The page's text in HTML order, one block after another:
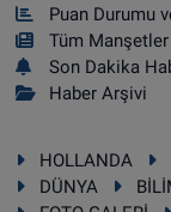
Puan Durumu
Tüm Manşetler
Son Dakika
Haber Arşivi
HOLLANDA
DÜNYA